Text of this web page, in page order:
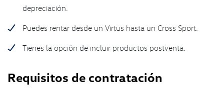
depreciación.
Puedes rentar desde un Virtus hasta un Cross Sport.
Tienes la opción de incluir productos postventa.
Requisitos de contratación